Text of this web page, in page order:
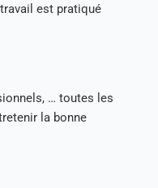
est pratiqué
… toutes les
la bonne